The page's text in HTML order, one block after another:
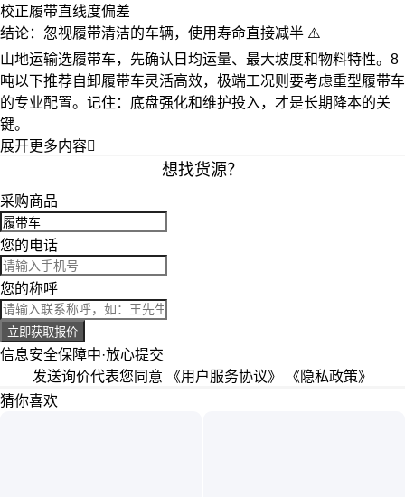
校正履带直线度偏差
结论：忽视履带清洁的车辆，使用寿命直接减半 ⚠️
山地运输选履带车，先确认日均运量、最大坡度和物料特性。8
吨以下推荐自卸履带车灵活高效，极端工况则要考虑重型履带车
的专业配置。记住：底盘强化和维护投入，才是长期降本的关
键。
展开更多内容
想找货源？
采购商品
您的电话
您的称呼
立即获取报价
信息安全保障中·放心提交
发送询价代表您同意 《用户服务协议》
《隐私政策》
猜你喜欢